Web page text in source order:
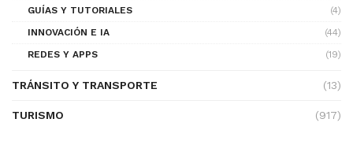
GUÍAS Y TUTORIALES
(4)
INNOVACIÓN E IA
(44)
REDES Y APPS
(19)
TRÁNSITO Y TRANSPORTE (13)
TURISMO (917)